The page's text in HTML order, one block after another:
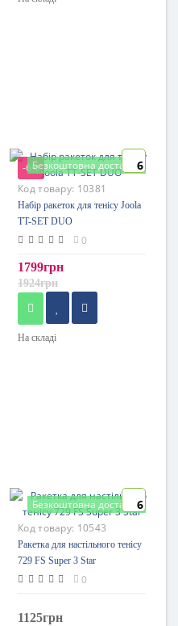
-6%Безкоштовна доставка6
Код товару: 10381
Набір ракеток для тенісу Joola
TT-SET DUO
0
1799грн
1924грн
На складі
Безкоштовна доставка6
Код товару: 10543
Ракетка для настільного тенісу
729 FS Super 3 Star
0
1125грн